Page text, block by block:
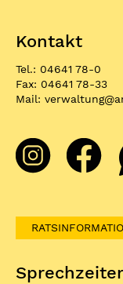
Kontakt
Tel.: 04641 78-0
Fax: 04641 78-33
Mail: verwaltung@